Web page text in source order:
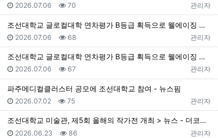
등록자
관리자
등록일
2026.07.06 조회
70
조선대학교 글로컬대학 연차평가 B등급 획득으로 웰에이징 특성화 기반 마련 > 뉴스 - 더코리아
등록자
관리자
등록일
2026.07.06 조회
68
조선대학교 글로컬대학 연차평가 B등급 획득으로 웰에이징 특성화 기반 마련 > 뉴스 - 더코리아
등록자
관리자
등록일
2026.07.06 조회
67
파주메디컬클러스터 공모에 조선대학교 참여 - 뉴스핌
등록자
관리자
등록일
2026.07.02 조회
75
조선대학교 미술관, 제5회 올해의 작가전 개최 > 뉴스 - 더코리아
등록자
관리자
등록일
2026.06.23 조회
86